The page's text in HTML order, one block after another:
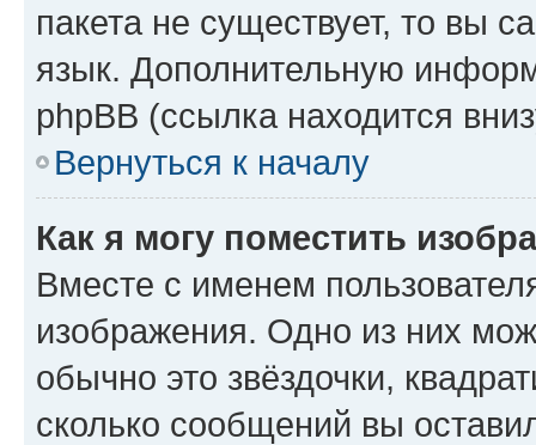
пакета не существует, то вы
язык. Дополнительную
phpBB (ссылка находится
Вернуться к началу
Как я могу поместить
Вместе с именем
изображения. Одно из них
обычно это звёздочки,
сколько сообщений вы